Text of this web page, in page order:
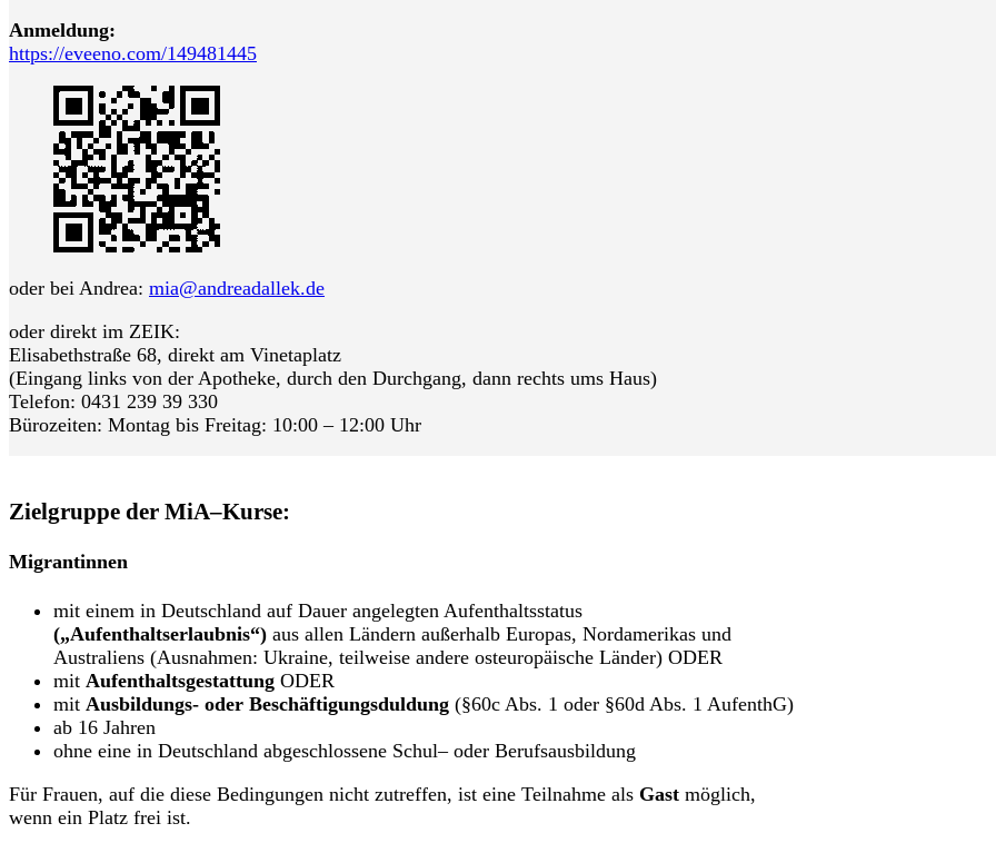
Anmeldung:
https://eveeno.com/149481445
oder bei Andrea: mia@andreadallek.de
oder direkt im ZEIK:
Elisabethstraße 68, direkt am Vinetaplatz
(Eingang links von der Apotheke, durch den Durchgang, dann rechts ums Haus)
Telefon: 0431 239 39 330
Bürozeiten: Montag bis Freitag: 10:00 – 12:00 Uhr
Zielgruppe der MiA–Kurse:
Migrantinnen
mit einem in Deutschland auf Dauer angelegten Aufenthaltsstatus
(„Aufenthaltserlaubnis“) aus allen Ländern außerhalb Europas, Nordamerikas und
Australiens (Ausnahmen: Ukraine, teilweise andere osteuropäische Länder) ODER
mit Aufenthaltsgestattung ODER
mit Ausbildungs- oder Beschäftigungsduldung (§60c Abs. 1 oder §60d Abs. 1 AufenthG)
ab 16 Jahren
ohne eine in Deutschland abgeschlossene Schul– oder Berufsausbildung
Für Frauen, auf die diese Bedingungen nicht zutreffen, ist eine Teilnahme als Gast möglich,
wenn ein Platz frei ist.